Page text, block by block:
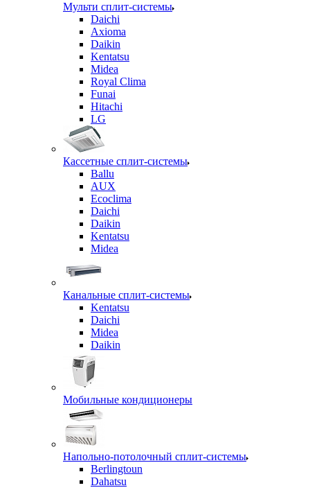
Мульти сплит-системы
Daichi
Axioma
Daikin
Kentatsu
Midea
Royal Clima
Funai
Hitachi
LG
Кассетные сплит-системы
Ballu
AUX
Ecoclima
Daichi
Daikin
Kentatsu
Midea
Канальные сплит-системы
Kentatsu
Daichi
Midea
Daikin
Мобильные кондиционеры
Напольно-потолочный сплит-системы
Berlingtoun
Dahatsu